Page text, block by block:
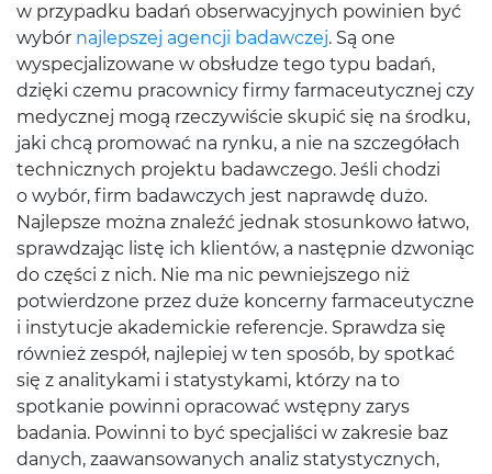
w przypadku badań obserwacyjnych powinien być
wybór najlepszej agencji badawczej. Są one
wyspecjalizowane w obsłudze tego typu badań,
dzięki czemu pracownicy firmy farmaceutycznej czy
medycznej mogą rzeczywiście skupić się na środku,
jaki chcą promować na rynku, a nie na szczegółach
technicznych projektu badawczego. Jeśli chodzi
o wybór, firm badawczych jest naprawdę dużo.
Najlepsze można znaleźć jednak stosunkowo łatwo,
sprawdzając listę ich klientów, a następnie dzwoniąc
do części z nich. Nie ma nic pewniejszego niż
potwierdzone przez duże koncerny farmaceutyczne
i instytucje akademickie referencje. Sprawdza się
również zespół, najlepiej w ten sposób, by spotkać
się z analitykami i statystykami, którzy na to
spotkanie powinni opracować wstępny zarys
badania. Powinni to być specjaliści w zakresie baz
danych, zaawansowanych analiz statystycznych,